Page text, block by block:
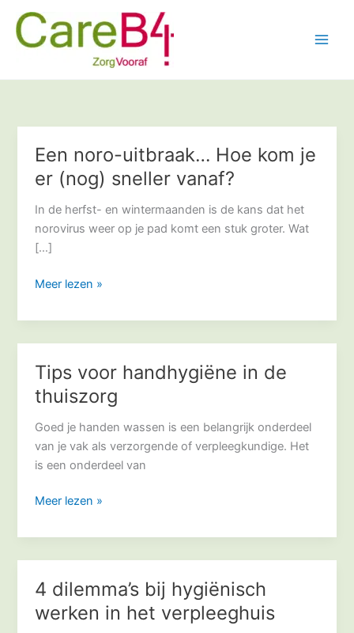
naar
Een noro-uitbraak… Hoe kom je
er (nog) sneller vanaf?
In de herfst- en wintermaanden is de kans dat het
norovirus weer op je pad komt een stuk groter. Wat
[…]
Een
noro-
uitbraak…
Hoe
kom
je
(nog)
vanaf?
Meer lezen »
Tips voor handhygiëne in de
thuiszorg
Goed je handen wassen is een belangrijk onderdeel
van je vak als verzorgende of verpleegkundige. Het
is een onderdeel van
Tips
voor
handhygiëne
in
de
thuiszorg
Meer lezen »
4 dilemma’s bij hygiënisch
werken in het verpleeghuis
4
dilemma’s
bij